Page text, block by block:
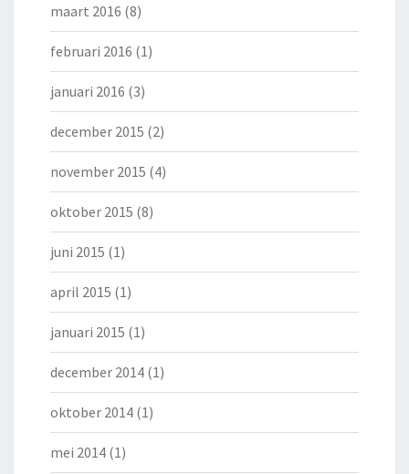
maart 2016 (8)
februari 2016 (1)
januari 2016 (3)
december 2015 (2)
november 2015 (4)
oktober 2015 (8)
juni 2015 (1)
april 2015 (1)
januari 2015 (1)
december 2014 (1)
oktober 2014 (1)
mei 2014 (1)